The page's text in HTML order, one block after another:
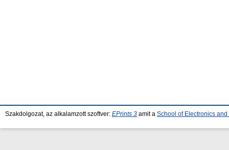
Szakdolgozat, az alkalamzott szoftver: EPrints 3 amit a School of Electronics